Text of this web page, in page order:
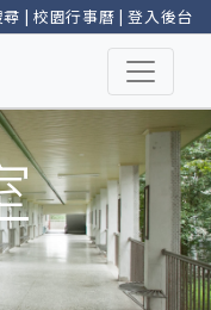
| 校園行事曆 |登入後台